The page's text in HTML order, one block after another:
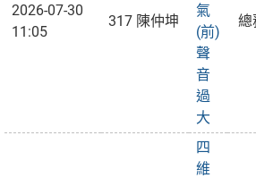
2026-07-30
11:05
317 陳仲坤
氣
(前)
聲
音
過
大
總
四
維